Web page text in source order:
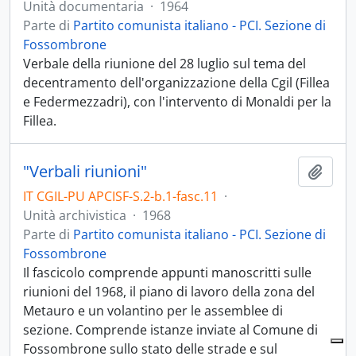
Unità documentaria · 1964
Parte di Partito comunista italiano - PCI. Sezione di
Fossombrone
Verbale della riunione del 28 luglio sul tema del
decentramento dell'organizzazione della Cgil (Fillea
e Federmezzadri), con l'intervento di Monaldi per la
Fillea.
"Verbali riunioni"
IT CGIL-PU APCISF-S.2-b.1-fasc.11 ·
Unità archivistica · 1968
Parte di Partito comunista italiano - PCI. Sezione di
Fossombrone
Il fascicolo comprende appunti manoscritti sulle
riunioni del 1968, il piano di lavoro della zona del
Metauro e un volantino per le assemblee di
sezione. Comprende istanze inviate al Comune di
Fossombrone sullo stato delle strade e sul